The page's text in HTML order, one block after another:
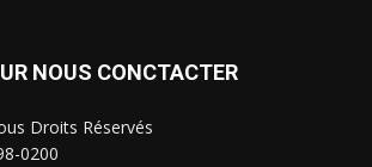
NOUS CONCTACTER
Droits Réservés
0200